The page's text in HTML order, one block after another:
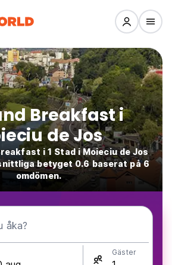
Breakfast i
de Jos
i 1 Stad i Moieciu de Jos
betyget 0.6 baserat på 6
omdömen.
åka?
Gäster